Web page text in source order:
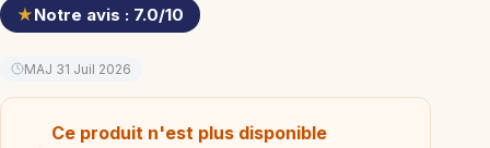
★Notre avis : 7.0/10
MAJ 31 Juil 2026
Ce produit n'est plus disponible